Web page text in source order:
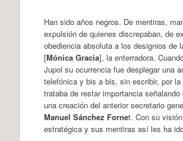
Han sido años negros. De mentiras,
expulsión de quienes discrepaban, de
obediencia absoluta a los designios de
[Mónica Gracia], la enterradora.
Jupol su ocurrencia fue desplegar una
telefónica y bis a bis, sin escribir, por la
trataba de restar importancia señalando
una creación del anterior secretario
Manuel Sánchez Fornet. Con su visión
estratégica y sus mentiras así les ha